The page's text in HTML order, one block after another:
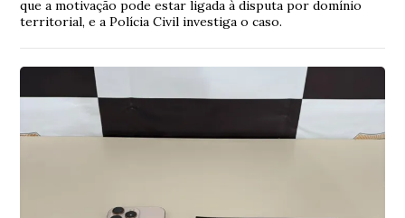
que a motivação pode estar ligada à disputa por domínio
territorial, e a Polícia Civil investiga o caso.